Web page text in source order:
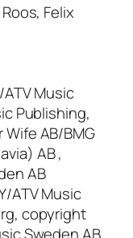
Felix
ATV Music
Publishing,
AB/BMG
AB ,
AB
ATV Music
copyright